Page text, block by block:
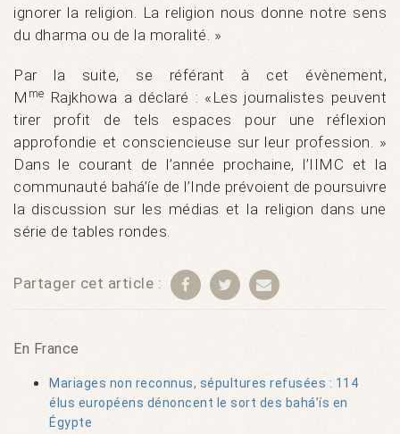
ignorer la religion. La religion nous donne notre sens
du dharma ou de la moralité. »
Par la suite, se référant à cet évènement,
M me Rajkhowa a déclaré : «Les journalistes peuvent
tirer profit de tels espaces pour une réflexion
approfondie et consciencieuse sur leur profession. »
Dans le courant de l’année prochaine, l’IIMC et la
communauté bahá’íe de l’Inde prévoient de poursuivre
la discussion sur les médias et la religion dans une
série de tables rondes.
Partager cet article :
En France
Mariages non reconnus, sépultures refusées : 114
élus européens dénoncent le sort des bahá’ís en
Égypte